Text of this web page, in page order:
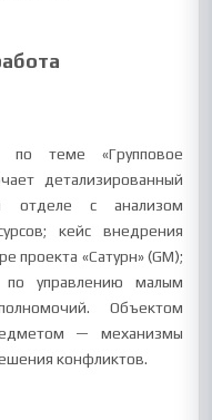
по теме «Групповое
детализированный
отделе с анализом
кейс внедрения
проекта «Сатурн» (GM);
по управлению малым
Объектом
— механизмы
конфликтов.